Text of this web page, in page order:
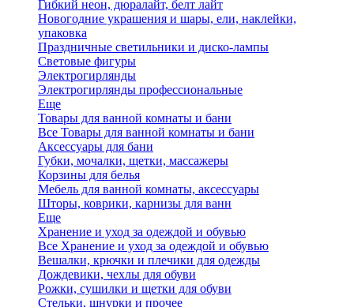
Гибкий неон, дюралайт, белт лайт
Новогодние украшения и шары, ели, наклейки,
упаковка
Праздничные светильники и диско-лампы
Световые фигуры
Электрогирлянды
Электрогирлянды профессиональные
Еще
Товары для ванной комнаты и бани
Все Товары для ванной комнаты и бани
Аксессуары для бани
Губки, мочалки, щетки, массажеры
Корзины для белья
Мебель для ванной комнаты, аксессуары
Шторы, коврики, карнизы для ванн
Еще
Хранение и уход за одеждой и обувью
Все Хранение и уход за одеждой и обувью
Вешалки, крючки и плечики для одежды
Дождевики, чехлы для обуви
Рожки, сушилки и щетки для обуви
Стельки, шнурки и прочее